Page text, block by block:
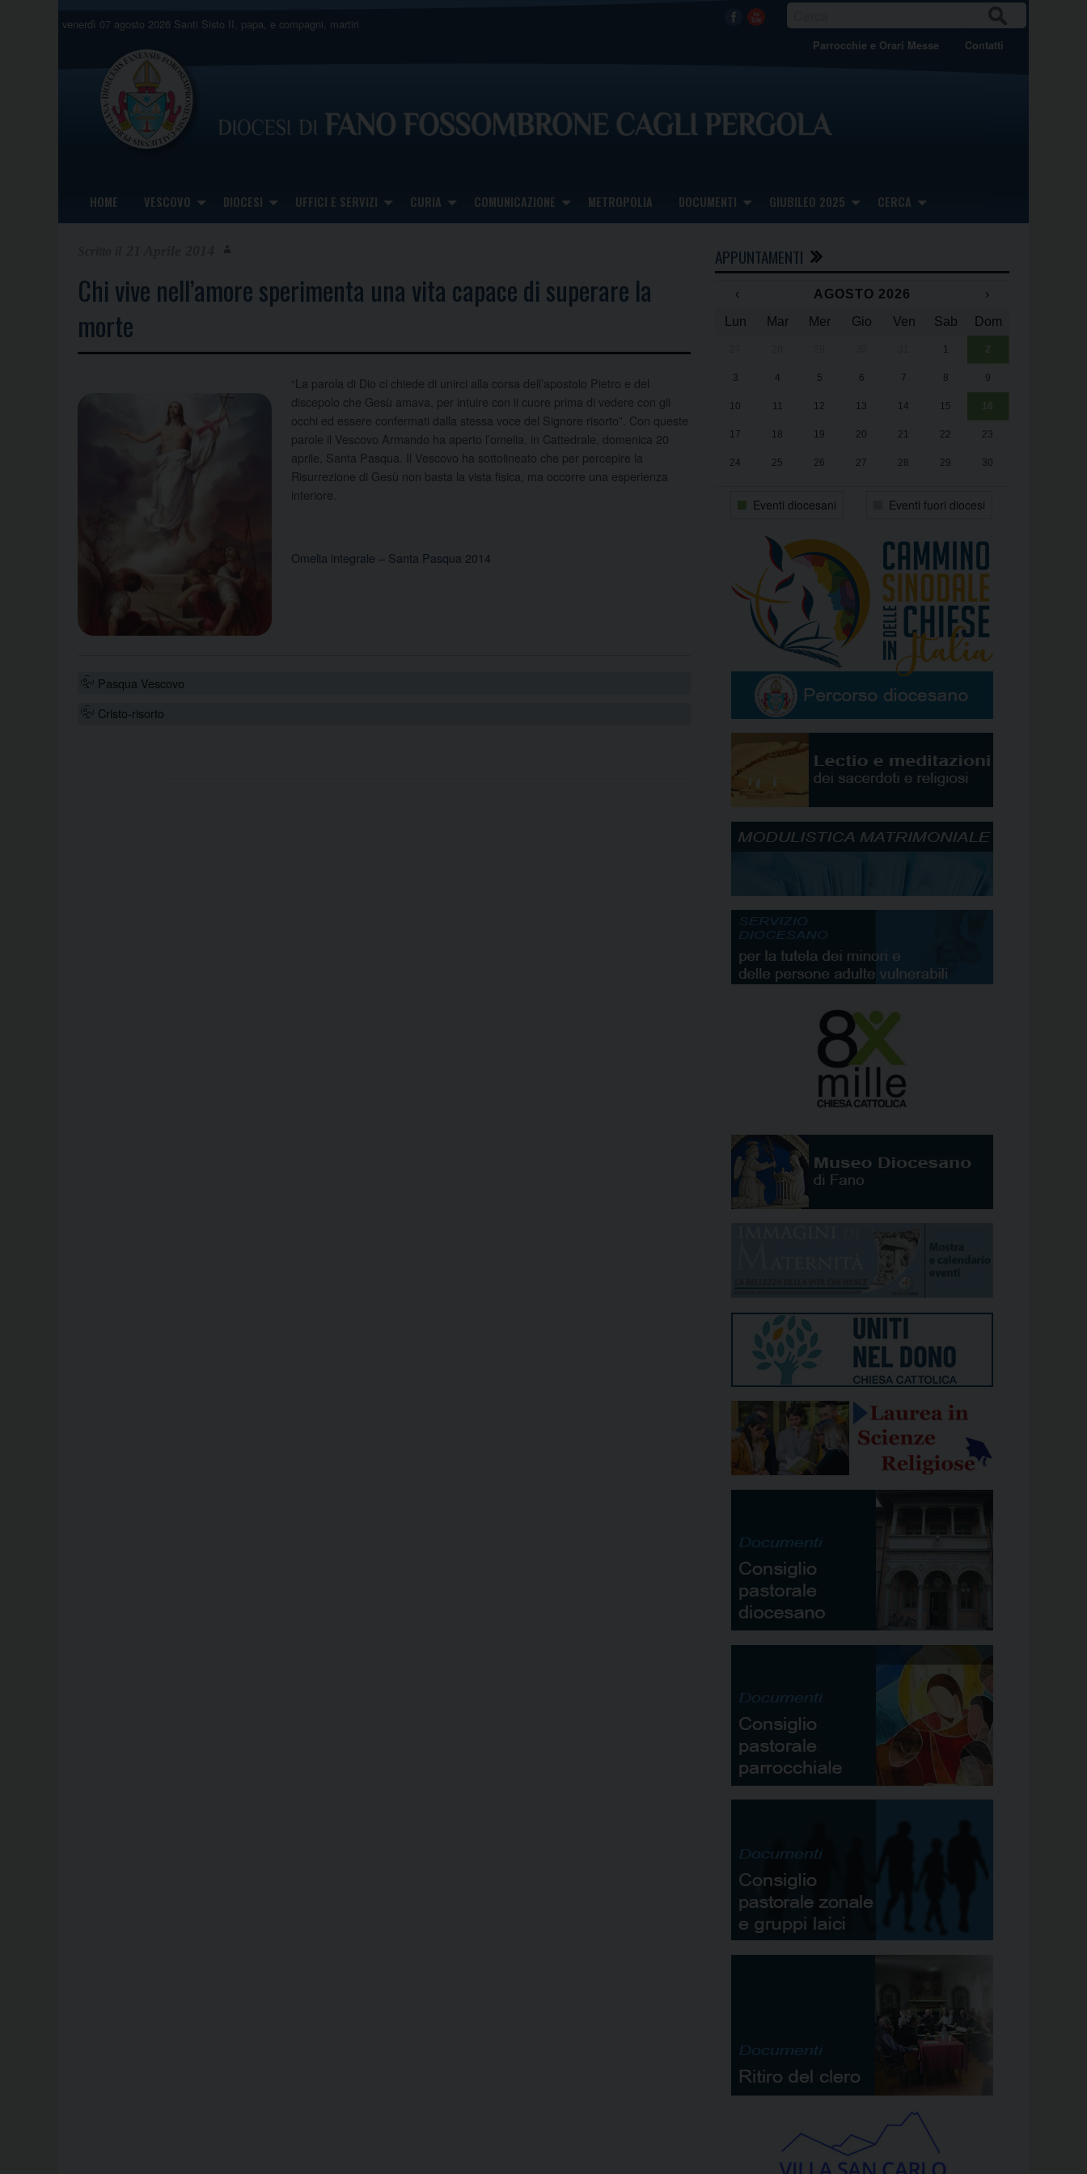
venerdì 07 agosto 2026 Santi Sisto II, papa, e compagni, martiri Facebook
Youtube CA
Parrocchie e Orari Messe Contatti
HOME VESCOVO DIOCESI UFFICI E SERVIZI CURIA COMUNICAZIONE METROPOLIA DOCUMENTI GIUBILEO 2025 CERCA
Chi vive nell’amore sperimenta una vita capace di superare la
morte
“La parola di Dio ci chiede di unirci alla corsa dell’apostolo Pietro e del
discepolo che Gesù amava, per intuire con il cuore prima di vedere con gli
occhi ed essere confermati dalla stessa voce del Signore risorto”. Con queste
parole il Vescovo Armando ha aperto l’omelia, in Cattedrale, domenica 20
aprile, Santa Pasqua. Il Vescovo ha sottolineato che per percepire la
Risurrezione di Gesù non basta la vista fisica, ma occorre una esperienza
interiore.
Omelia integrale – Santa Pasqua 2014
Pasqua Vescovo
Cristo-risorto
APPUNTAMENTI
‹ AGOSTO 2026
›
Lun
Mar Mer Gio Ven Sab Dom
1 2
3 4 5 6 7 8 9
10 11 12 13 14 15 16
17 18 19 20 21 22 23
24 25 26 27 28 29 30
Eventi diocesani Eventi fuori diocesi